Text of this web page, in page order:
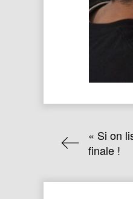
« Si on
finale !